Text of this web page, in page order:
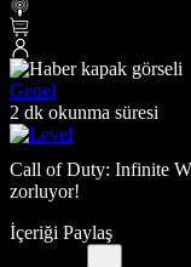
Genel
2 dk okunma süresi
Call of Duty: Infinite
zorluyor!
İçeriği Paylaş